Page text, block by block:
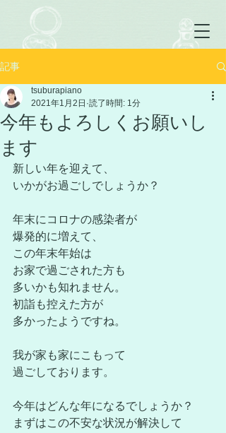
記事
今年もよろしくお願いし
ます
tsuburapiano
2021年1月2日 読了時間: 1分
新しい年を迎えて、
いかがお過ごしでしょうか？
年末にコロナの感染者が
爆発的に増えて、
この年末年始は
お家で過ごされた方も
多いかも知れません。
初詣も控えた方が
多かったようですね。
我が家も家にこもって
過ごしております。
今年はどんな年になるでしょうか？
まずはこの不安な状況が解決して